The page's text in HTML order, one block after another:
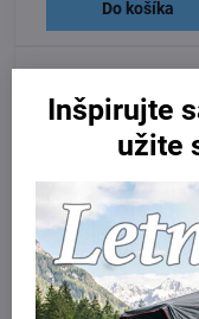
Do košíka
Yakima gumené
Inšpirujte
užite